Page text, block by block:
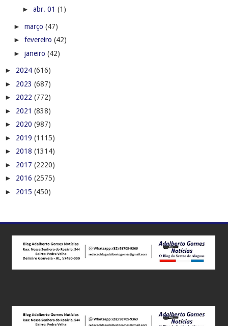
► abr. 01 (1)
► março (47)
► fevereiro (42)
► janeiro (42)
► 2024 (616)
► 2023 (687)
► 2022 (772)
► 2021 (838)
► 2020 (987)
► 2019 (1115)
► 2018 (1314)
► 2017 (2220)
► 2016 (2575)
► 2015 (450)